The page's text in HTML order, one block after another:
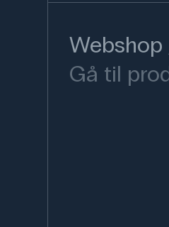
Webshop
Gå til